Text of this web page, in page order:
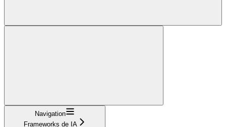
Navigation
Frameworks de IA